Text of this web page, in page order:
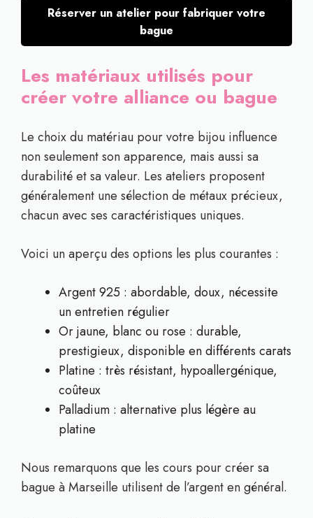
Réserver un atelier pour fabriquer votre
bague
Les matériaux utilisés pour
créer votre alliance ou bague
Le choix du matériau pour votre bijou influence
non seulement son apparence, mais aussi sa
durabilité et sa valeur. Les ateliers proposent
généralement une sélection de métaux précieux,
chacun avec ses caractéristiques uniques.
Voici un aperçu des options les plus courantes :
Argent 925 : abordable, doux, nécessite
un entretien régulier
Or jaune, blanc ou rose : durable,
prestigieux, disponible en différents carats
Platine : très résistant, hypoallergénique,
coûteux
Palladium : alternative plus légère au
platine
Nous remarquons que les cours pour créer sa
bague à Marseille utilisent de l’argent en général.